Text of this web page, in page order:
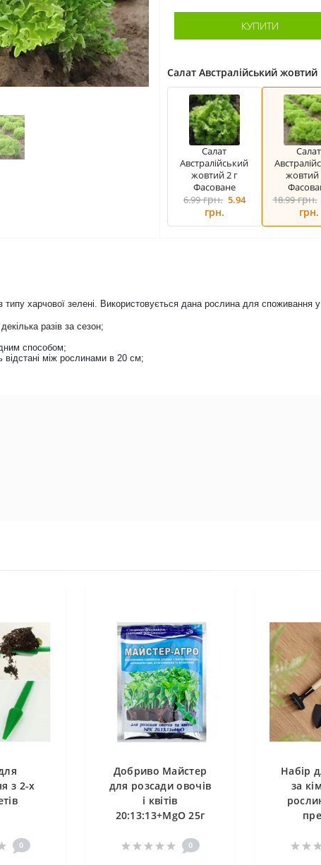
КУПИТИ
Салат Австралійський жовтий
Салат
Австралійський
жовтий 2 г
Фасоване
6.99грн. 5.94
грн.
Салат
жовтий
18.99грн.
грн.
харчової зелені. Використовується дана рослина для споживання у
разів за сезон;
способом;
відстані між рослинами в 20 см;
з 2-х
0
Добриво Майстер
для розсади овочів
і квітів
20:13:13+MgO 25г
0
Набір
за